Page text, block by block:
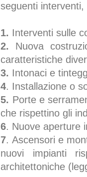
seguenti
1. Interventi sulle
2. Nuova
caratteristiche
3. Intonaci e
4. Installazione o
5. Porte e
che rispettino gli
6. Nuove aperture
7. Ascensori e
nuovi impianti
architettoniche